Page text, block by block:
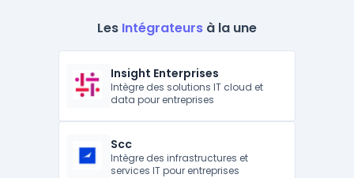
Les Intégrateurs à la une
Insight Enterprises
Intègre des solutions IT cloud et
data pour entreprises
Scc
Intègre des infrastructures et
services IT pour entreprises